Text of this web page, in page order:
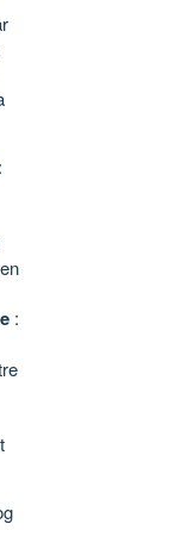
:
: